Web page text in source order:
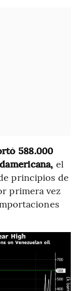
588.000
el
principios de
primera vez